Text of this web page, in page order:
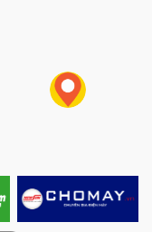
máy rửa bát
hút và phun lên
nước trong các